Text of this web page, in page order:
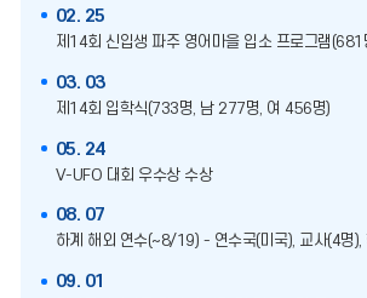
02. 25
제14회 신입생 파주 영어마을 입소 프로그램(681
03. 03
제14회 입학식(733명, 남 277명, 여 456명)
05. 24
V-UFO 대회 우수상 수상
08. 07
하계 해외 연수(~8/19) - 연수국(미국), 교사(4명),
09. 01